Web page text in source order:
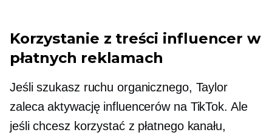
Korzystanie z treści influencer w
płatnych reklamach
Jeśli szukasz ruchu organicznego, Taylor
zaleca aktywację influencerów na TikTok. Ale
jeśli chcesz korzystać z płatnego kanału,